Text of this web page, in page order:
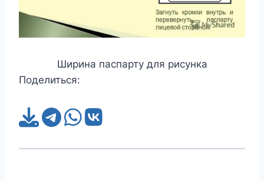
Ширина паспарту для рисунка
Поделиться: